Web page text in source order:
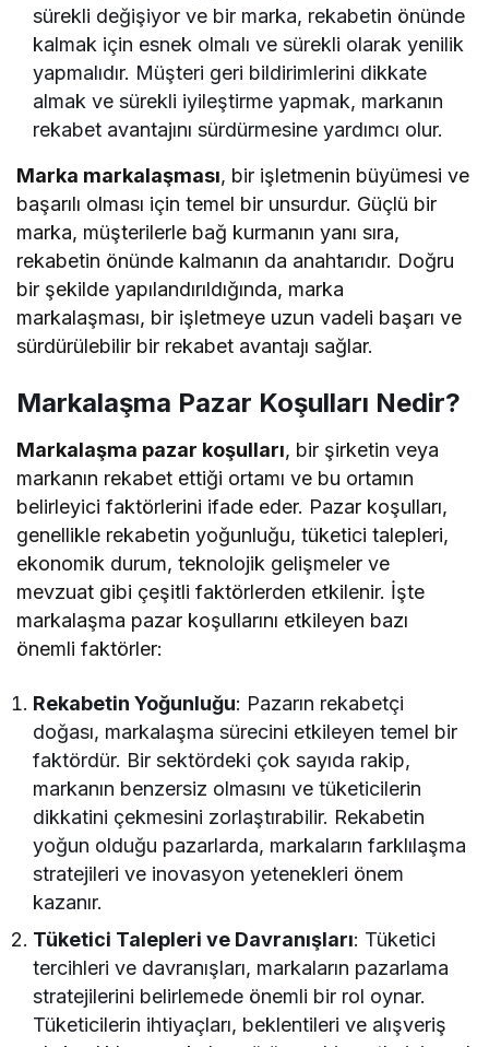
sürekli değişiyor ve bir marka, rekabetin önünde
kalmak için esnek olmalı ve sürekli olarak yenilik
yapmalıdır. Müşteri geri bildirimlerini dikkate
almak ve sürekli iyileştirme yapmak, markanın
rekabet avantajını sürdürmesine yardımcı olur.
Marka markalaşması, bir işletmenin büyümesi ve
başarılı olması için temel bir unsurdur. Güçlü bir
marka, müşterilerle bağ kurmanın yanı sıra,
rekabetin önünde kalmanın da anahtarıdır. Doğru
bir şekilde yapılandırıldığında, marka
markalaşması, bir işletmeye uzun vadeli başarı ve
sürdürülebilir bir rekabet avantajı sağlar.
Markalaşma Pazar Koşulları Nedir?
Markalaşma pazar koşulları, bir şirketin veya
markanın rekabet ettiği ortamı ve bu ortamın
belirleyici faktörlerini ifade eder. Pazar koşulları,
genellikle rekabetin yoğunluğu, tüketici talepleri,
ekonomik durum, teknolojik gelişmeler ve
mevzuat gibi çeşitli faktörlerden etkilenir. İşte
markalaşma pazar koşullarını etkileyen bazı
önemli faktörler:
Rekabetin Yoğunluğu: Pazarın rekabetçi
doğası, markalaşma sürecini etkileyen temel bir
faktördür. Bir sektördeki çok sayıda rakip,
markanın benzersiz olmasını ve tüketicilerin
dikkatini çekmesini zorlaştırabilir. Rekabetin
yoğun olduğu pazarlarda, markaların farklılaşma
stratejileri ve inovasyon yetenekleri önem
kazanır.
Tüketici Talepleri ve Davranışları: Tüketici
tercihleri ve davranışları, markaların pazarlama
stratejilerini belirlemede önemli bir rol oynar.
Tüketicilerin ihtiyaçları, beklentileri ve alışveriş